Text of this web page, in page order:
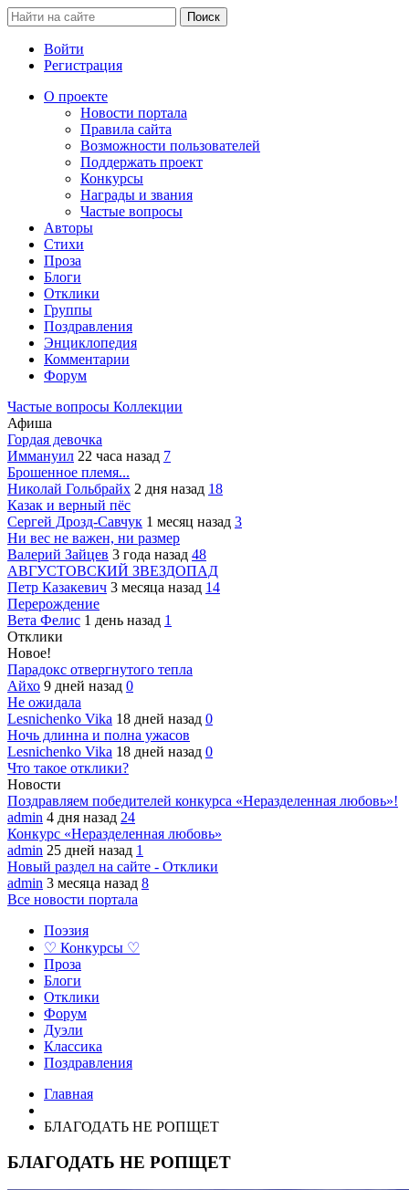
Войти
Регистрация
О проекте
Новости портала
Правила сайта
Возможности пользователей
Поддержать проект
Конкурсы
Награды и звания
Частые вопросы
Авторы
Стихи
Проза
Блоги
Отклики
Группы
Поздравления
Энциклопедия
Комментарии
Форум
Частые вопросы Коллекции
Афиша
Гордая девочка
Иммануил 22 часа назад 7
Брошенное племя...
Николай Гольбрайх 2 дня назад 18
Казак и верный пёс
Сергей Дрозд-Савчук 1 месяц назад 3
Ни вес не важен, ни размер
Валерий Зайцев 3 года назад 48
АВГУСТОВСКИЙ ЗВЕЗДОПАД
Петр Казакевич 3 месяца назад 14
Перерождение
Вета Фелис 1 день назад 1
Отклики
Новое!
Парадокс отвергнутого тепла
Айхо 9 дней назад 0
Не ожидала
Lesnichenko Vika 18 дней назад 0
Ночь длинна и полна ужасов
Lesnichenko Vika 18 дней назад 0
Что такое отклики?
Новости
Поздравляем победителей конкурса «Неразделенная любовь»!
admin 4 дня назад 24
Конкурс «Неразделенная любовь»
admin 25 дней назад 1
Новый раздел на сайте - Отклики
admin 3 месяца назад 8
Все новости портала
Поэзия
♡ Конкурсы ♡
Проза
Блоги
Отклики
Форум
Дуэли
Классика
Поздравления
Главная
БЛАГОДАТЬ НЕ РОПЩЕТ
БЛАГОДАТЬ НЕ РОПЩЕТ